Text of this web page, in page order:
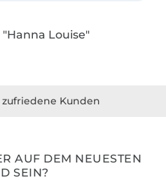
Louise"
AUF DEM NEUESTEN
SEIN?